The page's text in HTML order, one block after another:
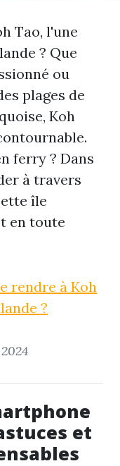
Tao, l'une
? Que
ou
plages de
Koh
ferry ? Dans
à travers
île
en toute
rendre à Koh
?
et